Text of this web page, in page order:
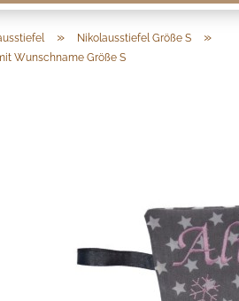
» Nikolausstiefel Größe S »
Wunschname Größe S